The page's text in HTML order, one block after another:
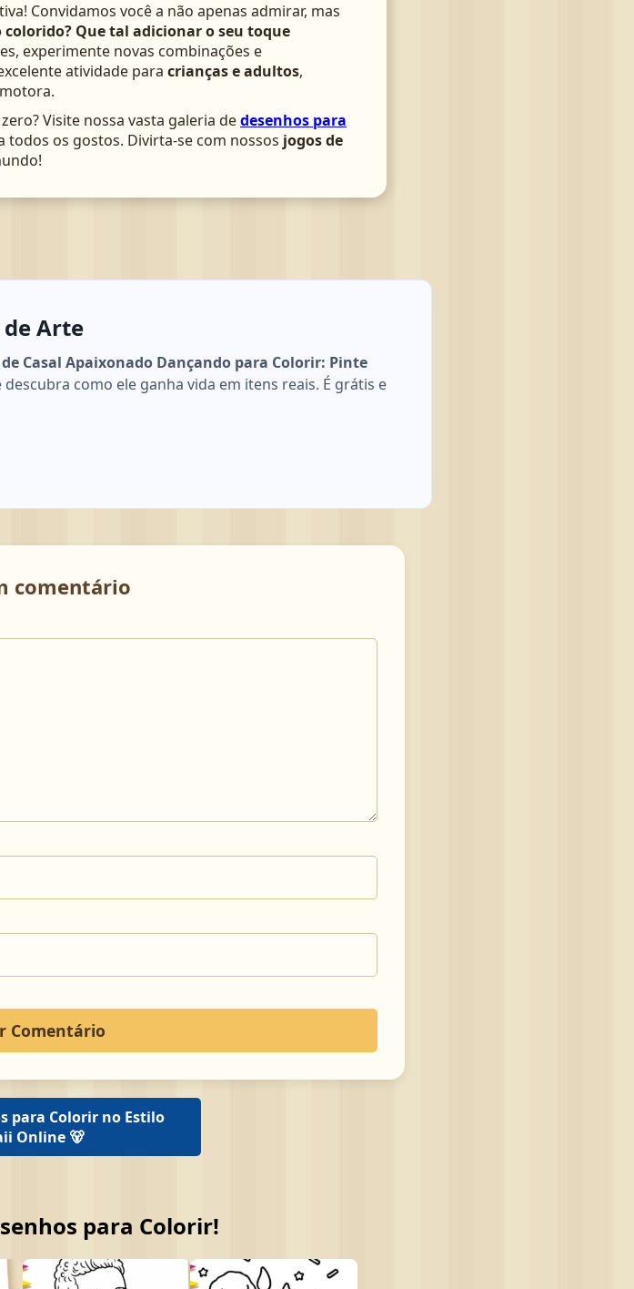
Convidamos você a não apenas admirar, mas
colorido? Que tal adicionar o seu toque
experimente novas combinações e
atividade para crianças e adultos,
Visite nossa vasta galeria dedesenhos para
todos os gostos. Divirta-se com nossos jogos de
de Arte
Casal Apaixonado Dançando para Colorir: Pinte
descubra como ele ganha vida em itens reais. É grátis e
comentário
para Colorir no Estilo
Online 🐻
para Colorir!